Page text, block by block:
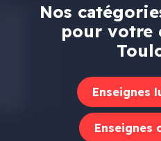
Nos
pour votre
Enseignes
Enseignes